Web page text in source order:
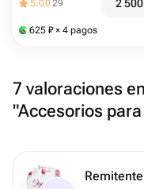
5.0029 2 500
625 ₽ × 4 pagos
7 valoraciones
"Accesorios
Remitente